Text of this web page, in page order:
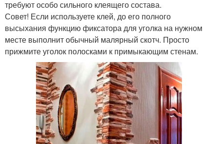
требуют особо сильного клеящего состава.
Совет! Если используете клей, до его полного
высыхания функцию фиксатора для уголка на нужном
месте выполнит обычный малярный скотч. Просто
прижмите уголок полосками к примыкающим стенам.